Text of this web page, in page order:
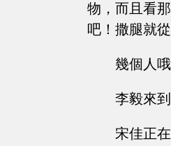
物，而且看
吧！撒腿就
幾個人
李毅來
宋佳正